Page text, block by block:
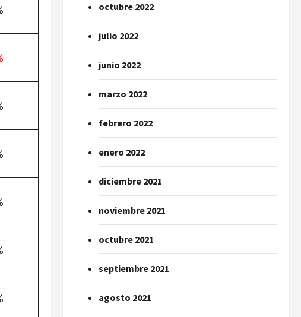
octubre 2022
julio 2022
junio 2022
marzo 2022
febrero 2022
enero 2022
diciembre 2021
noviembre 2021
octubre 2021
septiembre 2021
agosto 2021